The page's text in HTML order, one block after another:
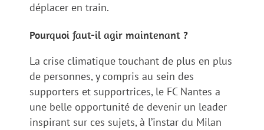
déplacer en train.
Pourquoi faut-il agir maintenant ?
La crise climatique touchant de plus en plus
de personnes, y compris au sein des
supporters et supportrices, le FC Nantes a
une belle opportunité de devenir un leader
inspirant sur ces sujets, à l’instar du Milan